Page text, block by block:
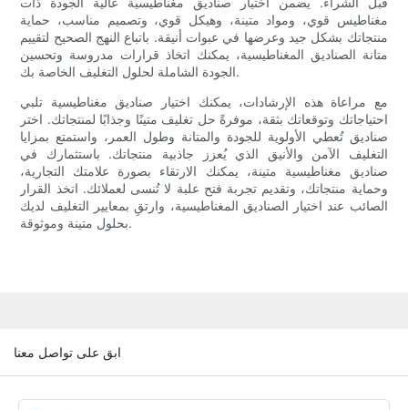
مغناطيس قوي، ومواد متينة، وهيكل قوي، وتصميم مناسب، حماية
منتجاتك بشكل جيد وعرضها في عبوات أنيقة. باتباع النهج الصحيح لتقييم
متانة الصناديق المغناطيسية، يمكنك اتخاذ قرارات مدروسة وتحسين
الجودة الشاملة لحلول التغليف الخاصة بك.
مع مراعاة هذه الإرشادات، يمكنك اختيار صناديق مغناطيسية تلبي
احتياجاتك وتوقعاتك بثقة، موفرةً حل تغليف متينًا وجذابًا لمنتجاتك. اختر
صناديق تُعطي الأولوية للجودة والمتانة وطول العمر، واستمتع بمزايا
التغليف الآمن والأنيق الذي يُعزز جاذبية منتجاتك. باستثمارك في
صناديق مغناطيسية متينة، يمكنك الارتقاء بصورة علامتك التجارية،
وحماية منتجاتك، وتقديم تجربة فتح علبة لا تُنسى لعملائك. اتخذ القرار
الصائب عند اختيار الصناديق المغناطيسية، وارتقِ بمعايير التغليف لديك
بحلول متينة وموثوقة.
ابق على تواصل معنا